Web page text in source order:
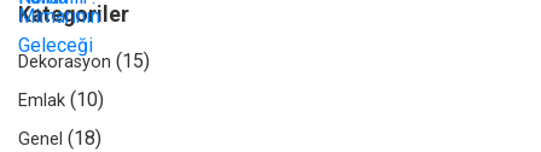
Kategoriler
Dekorasyon (15)
Emlak (10)
Genel (18)